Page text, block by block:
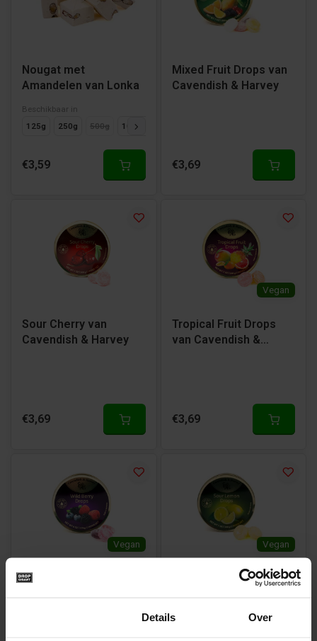
Details Over
Nougat met
Amandelen van Lonka
Beschikbaar in
125g
250g 500g 1000g
€3,59
Mixed Fruit Drops van
Cavendish & Harvey
€3,69
Sour Cherry van
Cavendish & Harvey
€3,69
Vegan
Tropical Fruit Drops
van Cavendish &
€3,69
Vegan
Wild Berry Drops van
Vegan
Sour Lemon Drops van